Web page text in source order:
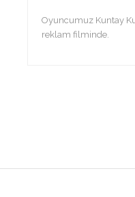
Oyuncumuz Kuntay
reklam filminde.